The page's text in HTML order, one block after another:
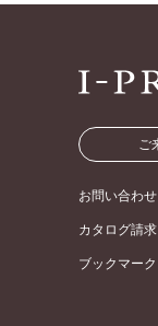
ご
お問い合わせ
カタログ請求
ブックマーク